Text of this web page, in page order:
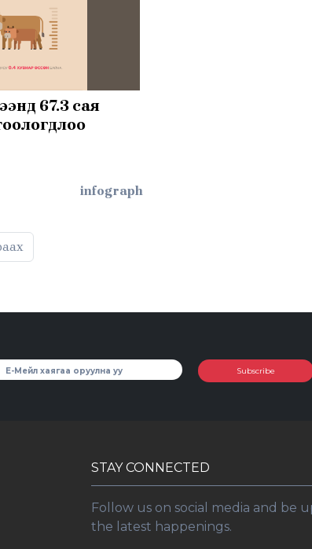
67.3 сая
infograph
Subscribe
STAY CONNECTED
Follow us on social media and be
the latest happenings.